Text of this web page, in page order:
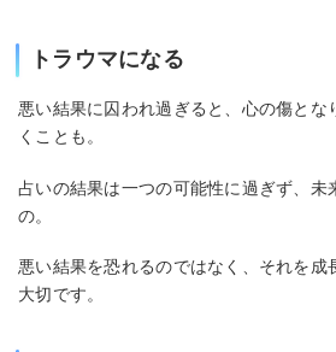
トラウマになる
悪い結果に囚われ過ぎると、心の傷とな
くことも。
占いの結果は一つの可能性に過ぎず、未
の。
悪い結果を恐れるのではなく、それを成
大切です。